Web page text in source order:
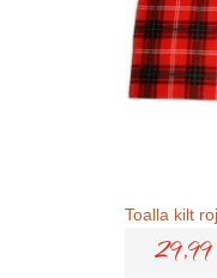
Toalla kilt